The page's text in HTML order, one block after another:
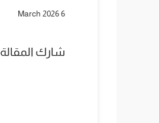
6 March 2026
شارك المقالة